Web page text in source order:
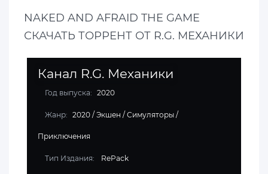
NAKED AND AFRAID THE GAME
СКАЧАТЬ ТОРРЕНТ ОТ R.G. МЕХАНИКИ
Канал R.G. Механики
Год выпуска: 2020
Жанр: 2020 /Экшен /Симуляторы /
Приключения
Тип Издания: RePack